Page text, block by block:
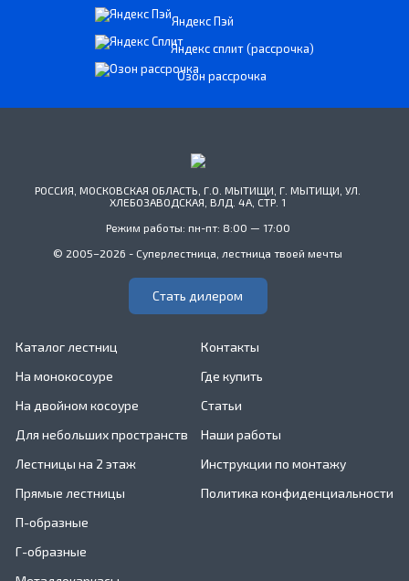
Яндекс Пэй
Яндекс сплит (рассрочка)
Озон рассрочка
РОССИЯ, МОСКОВСКАЯ ОБЛАСТЬ, Г.О. МЫТИЩИ, Г. МЫТИЩИ, УЛ.
ХЛЕБОЗАВОДСКАЯ, ВЛД. 4А, СТР. 1
Режим работы: пн-пт: 8:00 — 17:00
© 2005–2026 - Суперлестница, лестница твоей мечты
Стать дилером
Каталог лестниц
На монокосоуре
На двойном косоуре
Для небольших пространств
Лестницы на 2 этаж
Прямые лестницы
П-образные
Г-образные
Контакты
Где купить
Статьи
Наши работы
Инструкции по монтажу
Политика конфиденциальности